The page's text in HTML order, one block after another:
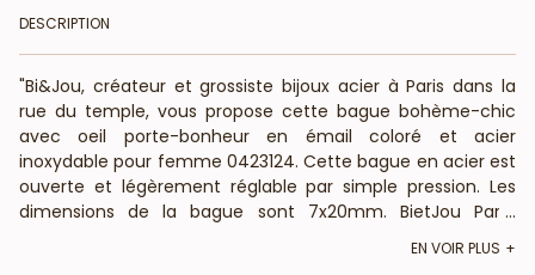
DESCRIPTION
"Bi&Jou, créateur et grossiste bijoux acier à Paris dans la
rue du temple, vous propose cette bague bohème-chic
avec oeil porte-bonheur en émail coloré et acier
inoxydable pour femme 0423124. Cette bague en acier est
ouverte et légèrement réglable par simple pression. Les
dimensions de la bague sont 7x20mm. BietJou Paris,
de la beauté, vous informe que cette bague fantaisie
...
EN VOIR PLUS